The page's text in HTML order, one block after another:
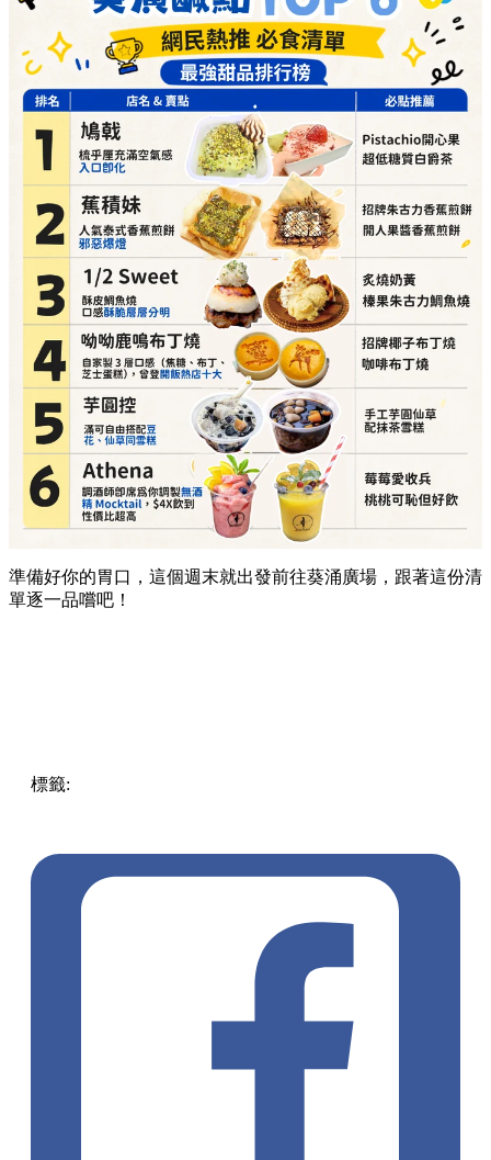
準備好你的胃口，這個週末就出發前往葵涌廣場，跟著這份清
單逐一品嚐吧！
標籤: